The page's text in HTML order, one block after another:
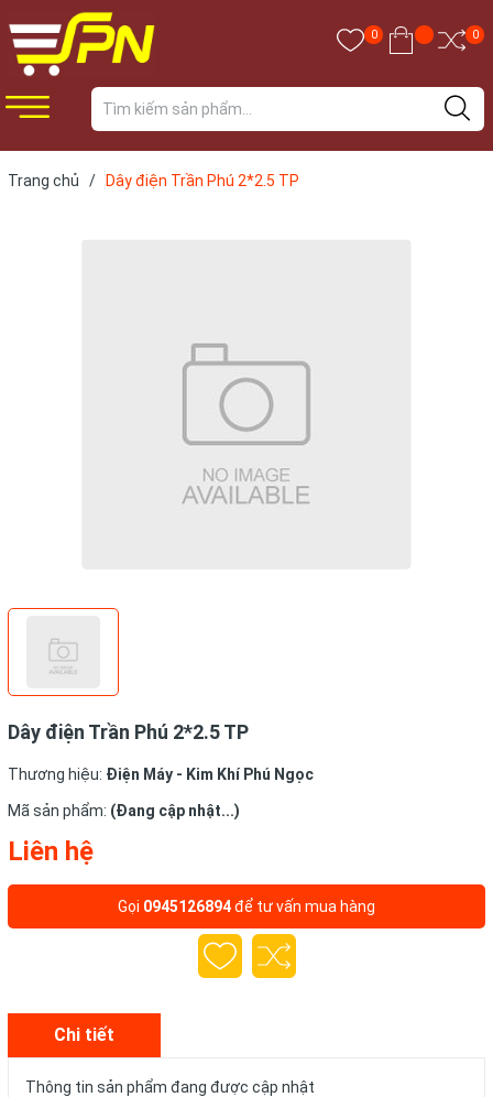
0 0
Trang chủ / Dây điện Trần Phú 2*2.5 TP
Dây điện Trần Phú 2*2.5 TP
Thương hiệu: Điện Máy - Kim Khí Phú Ngọc
Mã sản phẩm: (Đang cập nhật...)
Liên hệ
Gọi 0945126894để tư vấn mua hàng
Chi tiết
Thông tin sản phẩm đang được cập nhật